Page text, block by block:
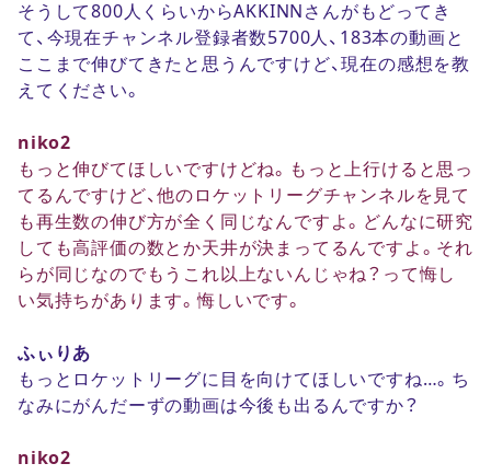
そうして800人くらいからAKKINNさんがもどってき
て、今現在チャンネル登録者数5700人、183本の動画と
ここまで伸びてきたと思うんですけど、現在の感想を教
えてください。
niko2
もっと伸びてほしいですけどね。もっと上行けると思っ
てるんですけど、他のロケットリーグチャンネルを見て
も再生数の伸び方が全く同じなんですよ。どんなに研究
しても高評価の数とか天井が決まってるんですよ。それ
らが同じなのでもうこれ以上ないんじゃね？って悔し
い気持ちがあります。悔しいです。
ふぃりあ
もっとロケットリーグに目を向けてほしいですね…。ち
なみにがんだーずの動画は今後も出るんですか？
niko2